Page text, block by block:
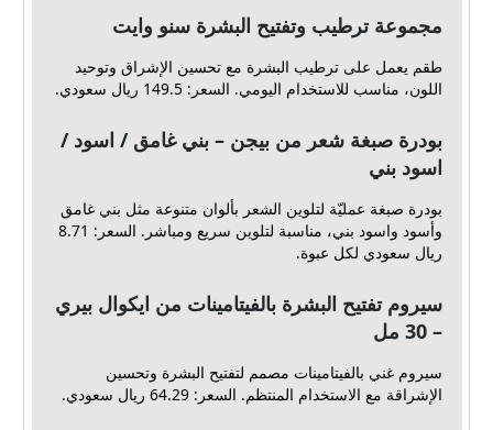
مجموعة ترطيب وتفتيح البشرة سنو وايت
طقم يعمل على ترطيب البشرة مع تحسين الإشراق وتوحيد
اللون، مناسب للاستخدام اليومي. السعر: 149.5 ريال سعودي.
بودرة صبغة شعر من بيجن – بني غامق / اسود /
اسود بني
بودرة صبغة عمليّة لتلوين الشعر بألوان متنوعة مثل بني غامق
وأسود واسود بني، مناسبة لتلوين سريع ومباشر. السعر: 8.71
ريال سعودي لكل عبوة.
سيروم تفتيح البشرة بالفيتامينات من ايكوال بيري
– 30 مل
سيروم غني بالفيتامينات مصمم لتفتيح البشرة وتحسين
الإشراقة مع الاستخدام المنتظم. السعر: 64.29 ريال سعودي.